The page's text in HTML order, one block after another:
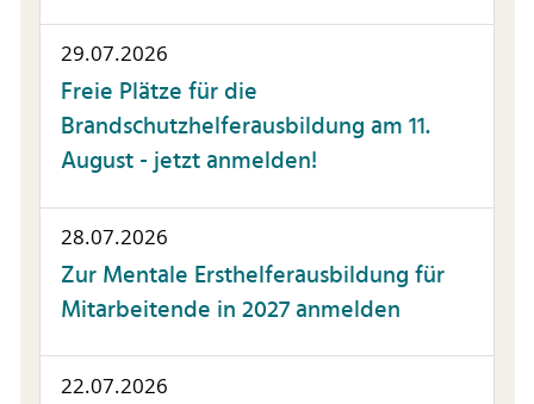
29.07.2026
Freie Plätze für die
Brandschutzhelferausbildung am 11.
August - jetzt anmelden!
28.07.2026
Zur Mentale Ersthelferausbildung für
Mitarbeitende in 2027 anmelden
22.07.2026